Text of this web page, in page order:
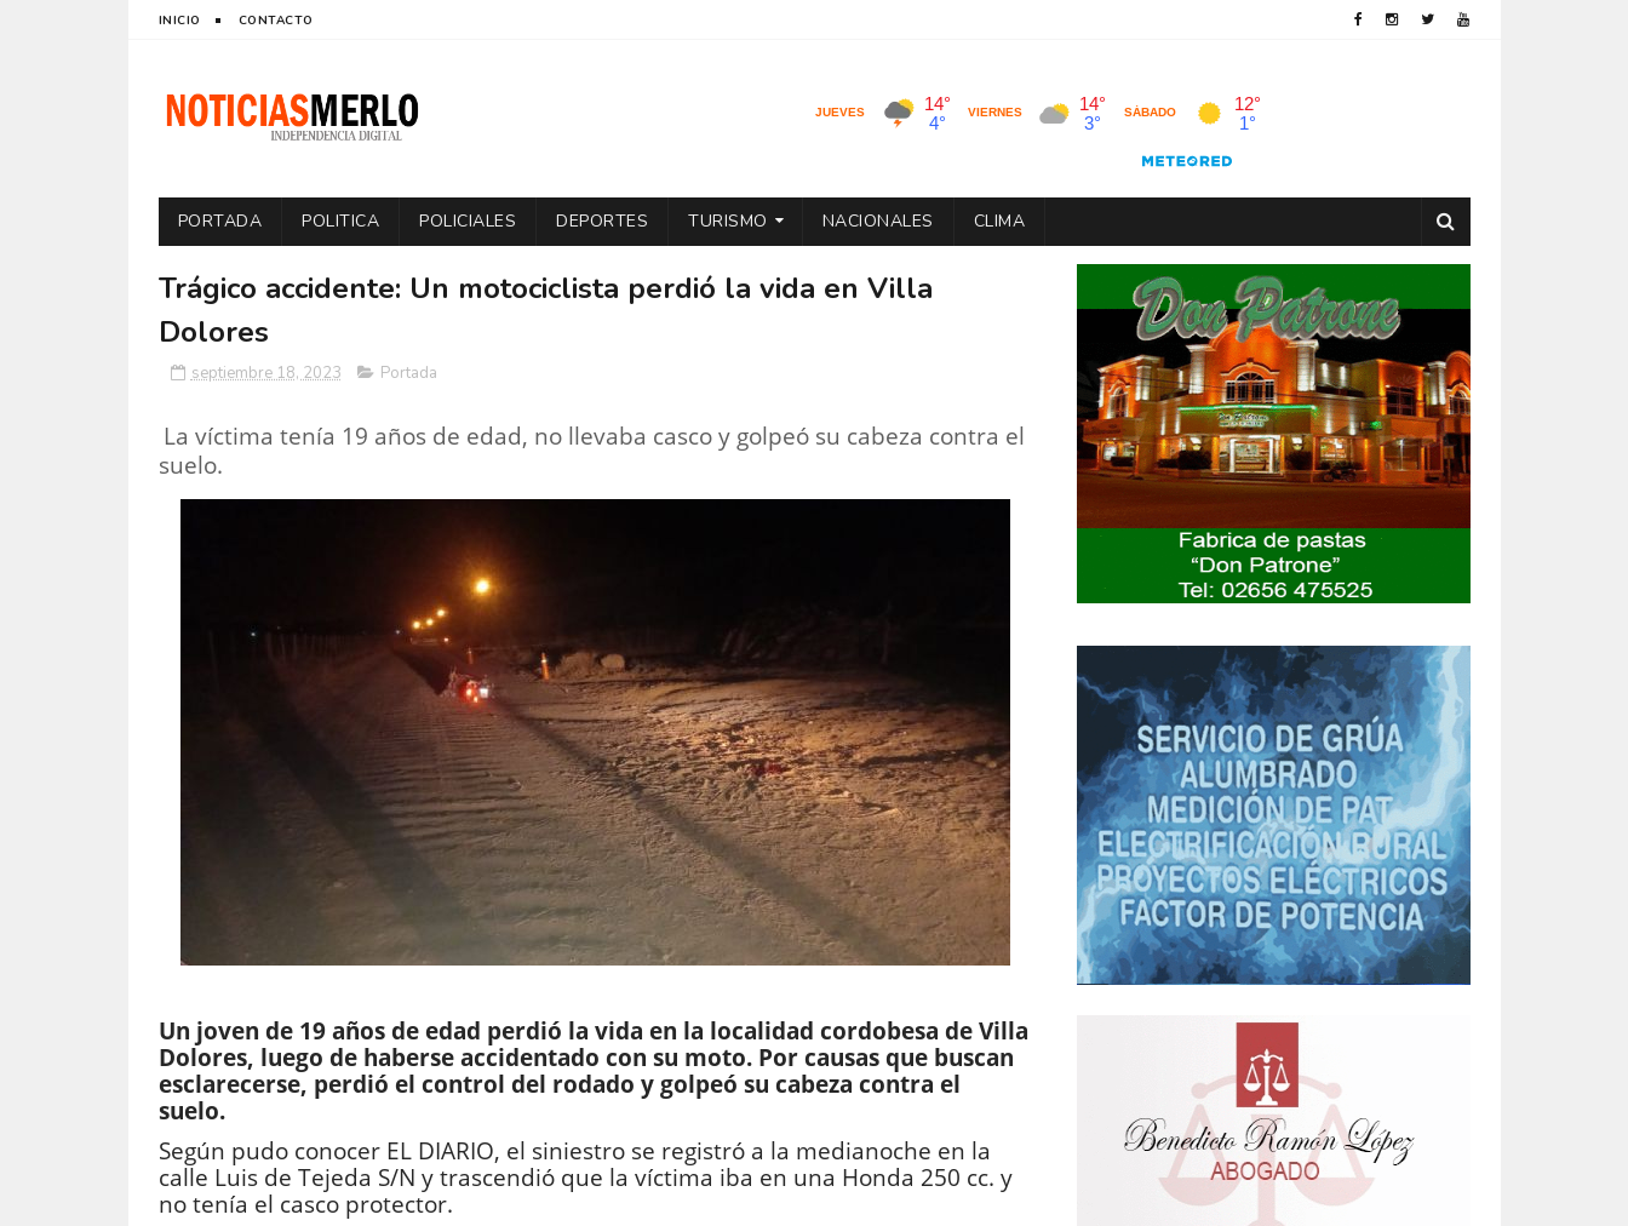
INICIO CONTACTO
PORTADA POLITICA POLICIALES DEPORTES TURISMO NACIONALES CLIMA
Trágico accidente: Un motociclista perdió la vida en Villa
Dolores
septiembre 18, 2023 Portada
La víctima tenía 19 años de edad, no llevaba casco y golpeó su cabeza contra el
suelo.
Un joven de 19 años de edad perdió la vida en la localidad cordobesa de Villa
Dolores, luego de haberse accidentado con su moto. Por causas que buscan
esclarecerse, perdió el control del rodado y golpeó su cabeza contra el
suelo.
Según pudo conocer EL DIARIO, el siniestro se registró a la medianoche en la
calle Luis de Tejeda S/N y trascendió que la víctima iba en una Honda 250 cc. y
no tenía el casco protector.